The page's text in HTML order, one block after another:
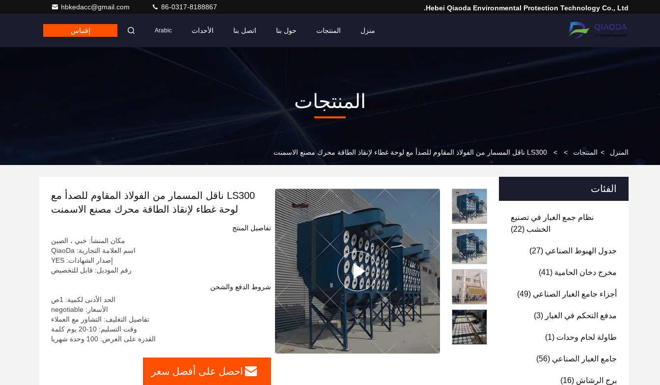
Hebei Qiaoda Environmental Protection Technology Co., Ltd.
hbkedacc@gmail.com 86-0317-8188867
منزل المنتجات حول بنا اتصل بنا الأحداث Arabic إقتباس
المنتجات
المنزل > المنتجات >
> LS300 ناقل المسمار من الفولاذ المقاوم للصدأ مع لوحة غطاء لإنقاذ الطاقة محرك مصنع الاسمنت
الفئات
نظام جمع الغبار في تصنيع
الخشب (22)
جدول الهبوط الصناعي (27)
مخرج دخان الحامية (41)
أجزاء جامع الغبار الصناعي (49)
مدفع التحكم في الغبار (3)
طاولة لحام وحدات (1)
جامع الغبار الصناعي (56)
برج الرشاش (16)
LS300 ناقل المسمار من الفولاذ المقاوم للصدأ مع
لوحة غطاء لإنقاذ الطاقة محرك مصنع الاسمنت
تفاصيل المنتج
مكان المنشأ: خبي ، الصين
اسم العلامة التجارية: QiaoDa
إصدار الشهادات: YES
رقم الموديل: قابل للتخصيص
شروط الدفع والشحن
الحد الأدنى لكمية: 1ص
الأسعار: negotiable
تفاصيل التغليف: التشاور مع العملاء
وقت التسليم: 10-20 يوم كلمة
القدرة على العرض: 100 وحدة شهريا
احصل على أفضل سعر